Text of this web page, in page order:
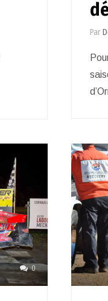
Par
0